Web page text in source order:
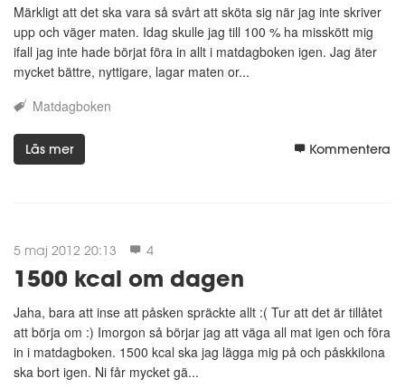
Märkligt att det ska vara så svårt att sköta sig när jag inte skriver
upp och väger maten. Idag skulle jag till 100 % ha misskött mig
ifall jag inte hade börjat föra in allt i matdagboken igen. Jag äter
mycket bättre, nyttigare, lagar maten or...
Matdagboken
Läs mer Kommentera
5 maj 2012 20:13 4
1500 kcal om dagen
Jaha, bara att inse att påsken spräckte allt :( Tur att det är tillåtet
att börja om :) Imorgon så börjar jag att väga all mat igen och föra
in i matdagboken. 1500 kcal ska jag lägga mig på och påskkilona
ska bort igen. Ni får mycket gä...